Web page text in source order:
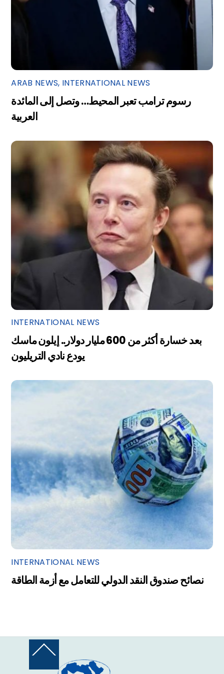
ARAB NEWS, INTERNATIONAL NEWS
رسوم ترامب تعبر المحيط… وتصل إلى المائدة
العربية
INTERNATIONAL NEWS
بعد خسارة أكثر من 600 مليار دولار.. إيلون ماسك
يودع نادي التريليون
INTERNATIONAL NEWS
نصائح صندوق النقد الدولي للتعامل مع أزمة الطاقة
Back
Top